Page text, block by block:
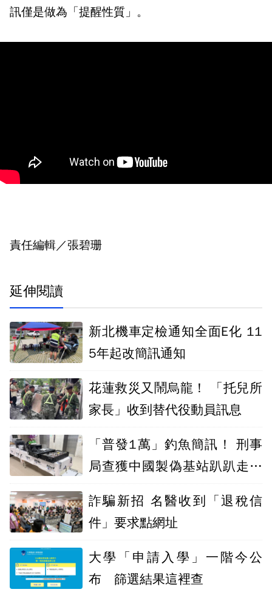
訊僅是做為「提醒性質」。
責任編輯／張碧珊
延伸閱讀
新北機車定檢通知全面E化 11
5年起改簡訊通知
花蓮救災又鬧烏龍！ 「托兒所
家長」收到替代役動員訊息
「普發1萬」釣魚簡訊！ 刑事
局查獲中國製偽基站趴趴走詐
詐騙新招 名醫收到「退稅信
件」要求點網址
大學「申請入學」一階今公
布 篩選結果這裡查